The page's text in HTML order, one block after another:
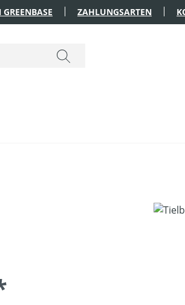
ZAHLUNGSARTEN